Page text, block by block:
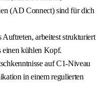
(AD Connect) sind für dich
arbeitest strukturiert
einen kühlen Kopf.
auf C1-Niveau
in einem regulierten